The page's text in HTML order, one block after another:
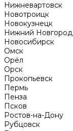
Нижневартовск
Новотроицк
Новокузнецк
Нижний Новгород
Новосибирск
Омск
Орёл
Орск
Прокопьевск
Пермь
Пенза
Псков
Ростов-на-Дону
Рубцовск